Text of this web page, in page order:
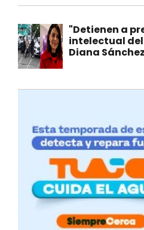
"Detienen a
intelectual
Diana